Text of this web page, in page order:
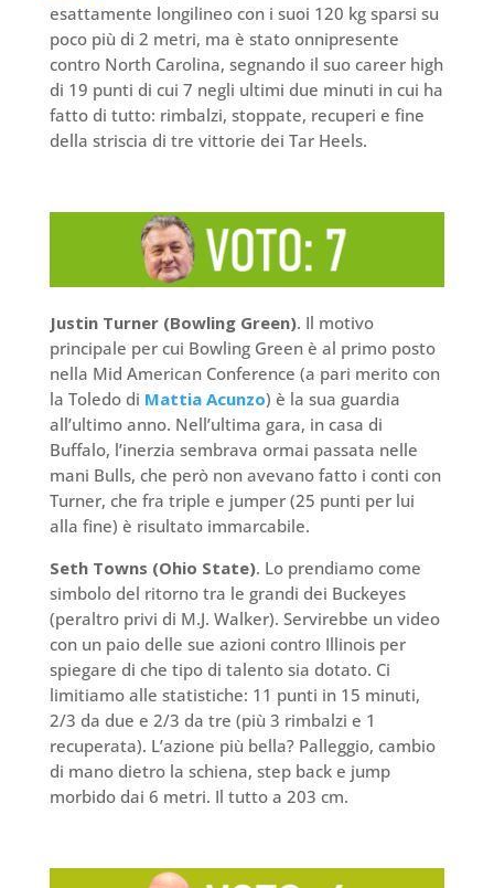
esattamente longilineo con i suoi 120 kg sparsi su
poco più di 2 metri, ma è stato onnipresente
contro North Carolina, segnando il suo career high
di 19 punti di cui 7 negli ultimi due minuti in cui ha
fatto di tutto: rimbalzi, stoppate, recuperi e fine
della striscia di tre vittorie dei Tar Heels.
Justin Turner (Bowling Green). Il motivo
principale per cui Bowling Green è al primo posto
nella Mid American Conference (a pari merito con
la Toledo di Mattia Acunzo) è la sua guardia
all’ultimo anno. Nell’ultima gara, in casa di
Buffalo, l’inerzia sembrava ormai passata nelle
mani Bulls, che però non avevano fatto i conti con
Turner, che fra triple e jumper (25 punti per lui
alla fine) è risultato immarcabile.
Seth Towns (Ohio State). Lo prendiamo come
simbolo del ritorno tra le grandi dei Buckeyes
(peraltro privi di M.J. Walker). Servirebbe un video
con un paio delle sue azioni contro Illinois per
spiegare di che tipo di talento sia dotato. Ci
limitiamo alle statistiche: 11 punti in 15 minuti,
2/3 da due e 2/3 da tre (più 3 rimbalzi e 1
recuperata). L’azione più bella? Palleggio, cambio
di mano dietro la schiena, step back e jump
morbido dai 6 metri. Il tutto a 203 cm.